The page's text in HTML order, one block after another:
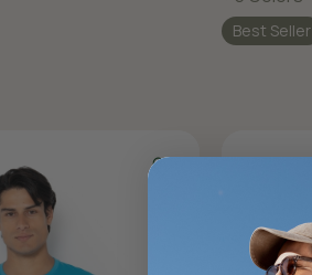
Best Seller